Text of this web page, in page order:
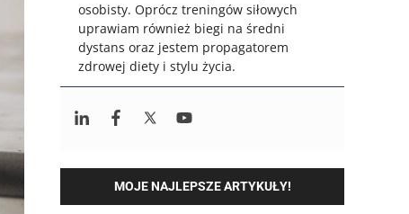
osobisty. Oprócz treningów siłowych
uprawiam również biegi na średni
dystans oraz jestem propagatorem
zdrowej diety i stylu życia.
MOJE NAJLEPSZE ARTYKUŁY!